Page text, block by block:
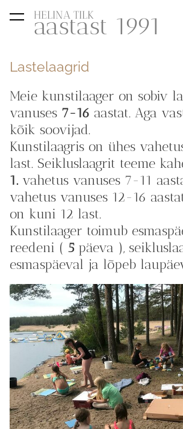
HELINA TILK
aastast 1991
lisati ostukorvi. Vaata ostukorvi
Lastelaagrid
Meie kunstilaager on sobiv
vanuses 7-16 aastat. Aga
kõik soovijad.
Kunstilaagris on ühes
last. Seikluslaagrit teeme
1. vahetus vanuses 7-11
vahetus vanuses 12-16
on kuni 12 last.
Kunstilaager toimub
reedeni ( 5päeva ),
esmaspäeval ja lõpeb